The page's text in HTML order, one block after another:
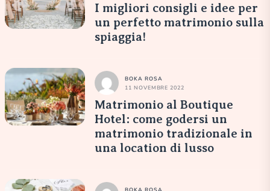
I migliori consigli e idee per
un perfetto matrimonio sulla
spiaggia!
BOKA ROSA
11 NOVEMBRE 2022
Matrimonio al Boutique
Hotel: come godersi un
matrimonio tradizionale in
una location di lusso
BOKA ROSA